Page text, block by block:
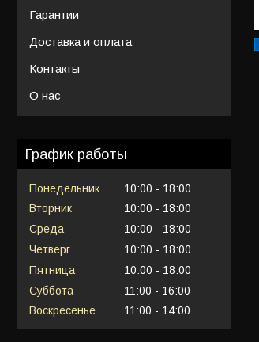
Гарантии
Доставка и оплата
Контакты
О нас
График работы
Понедельник 10:00
18:00
Вторник
10:00
18:00
Среда
10:00
18:00
Четверг
10:00
18:00
Пятница
10:00
18:00
Суббота
11:00
16:00
Воскресенье
11:00 14:00